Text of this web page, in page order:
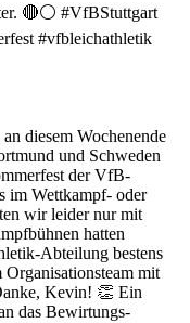
diesem Wochenende
und Schweden
der VfB-
im Wettkampf- oder
wir leider nur mit
hatten
Abteilung bestens
mit
Kevin! 👏 Ein
das Bewirtungs-